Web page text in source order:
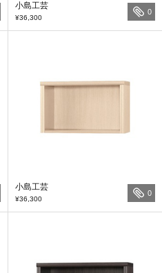
小島工芸
¥36,300
0
小島工芸
¥36,300
0